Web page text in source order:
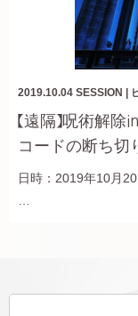
2019.10.04 SESSION
【遠隔】呪術解
コードの断ち切
日時：2019年10月